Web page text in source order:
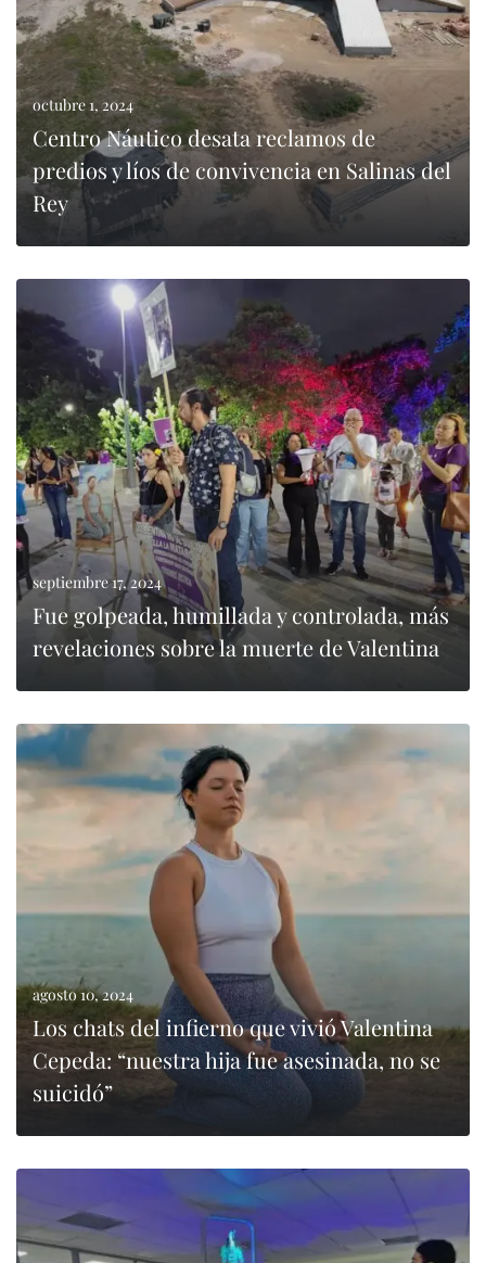
octubre 1, 2024
Centro Náutico desata reclamos de
predios y líos de convivencia en Salinas del
Rey
LEER MÁS
septiembre 17, 2024
Fue golpeada, humillada y controlada, más
revelaciones sobre la muerte de Valentina
agosto 10, 2024
Los chats del infierno que vivió Valentina
Cepeda: “nuestra hija fue asesinada, no se
suicidó”
LEER MÁS